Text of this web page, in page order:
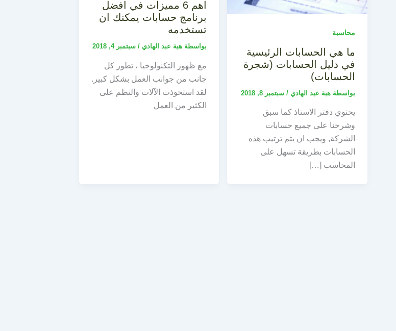
محاسبة
ما هي الحسابات الرئيسية
في دليل الحسابات (شجرة
الحسابات)
بواسطة هبة عبد الهادي / سبتمبر 8, 2018
يحتوي دفتر الاستاذ كما سبق
وشرحنا على جميع حسابات
الشركة, ويجب ان يتم ترتيب هذه
الحسابات بطريقة تسهل على
المحاسب […]
اهم 6 مميزات في افضل
برنامج حسابات يمكنك ان
تستخدمه
بواسطة هبة عبد الهادي / سبتمبر 4, 2018
مع ظهور التكنولوجيا ، تطور كل
جانب من جوانب العمل بشكل كبير.
لقد استحوذت الآلات والنظم على
الكثير من العمل